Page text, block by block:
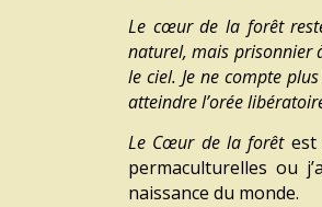
Le cœur de la forêt
naturel, mais prisonnier
le ciel. Je ne compte
atteindre l’orée
Le Cœur de la forêtest
permaculturelles ou
naissance du monde.